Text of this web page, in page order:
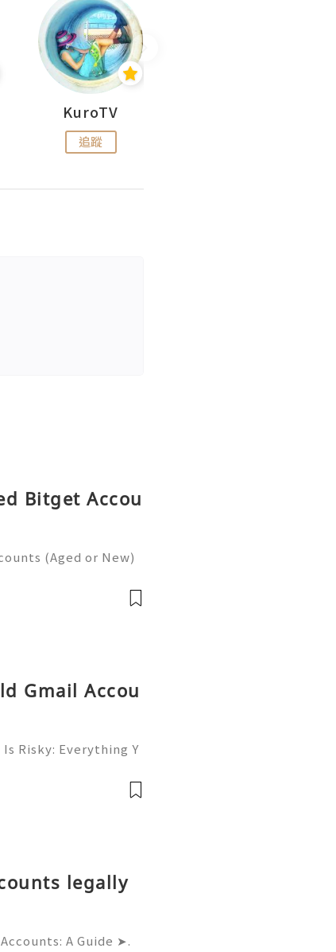
KuroTV
追蹤
Bitget Accou
(Aged or New)
by the intr
Gmail Accou
Is Risky: Everything Y
🎮💻
legally
A Guide ➤.